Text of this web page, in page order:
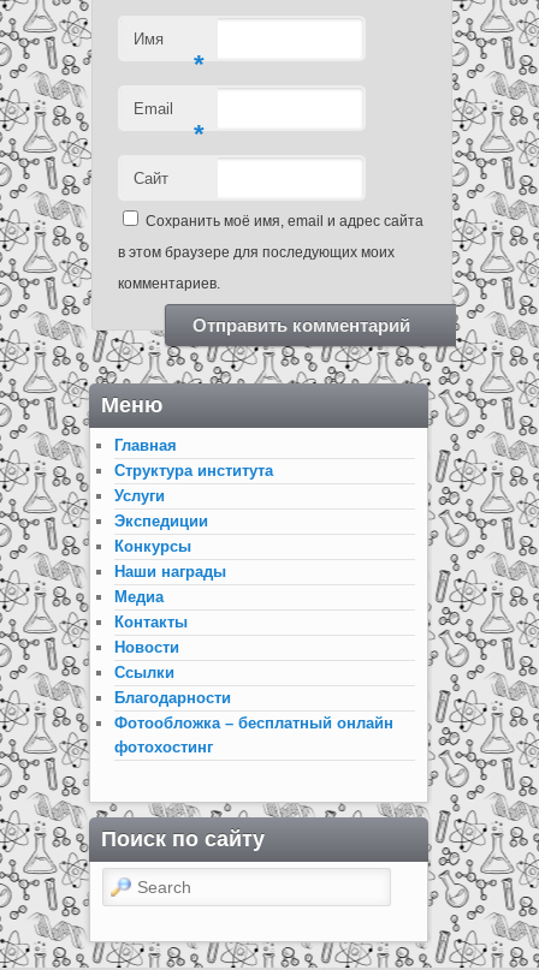
Имя
*
Email
*
Сайт
Сохранить моё имя, email и адрес сайта
в этом браузере для последующих моих
комментариев.
Меню
Главная
Структура института
Услуги
Экспедиции
Конкурсы
Наши награды
Медиа
Контакты
Новости
Ссылки
Благодарности
Фотообложка – бесплатный онлайн
фотохостинг
Поиск по сайту
Search